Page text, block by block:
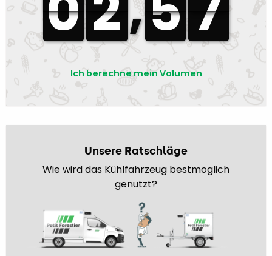
Ich berechne mein Volumen
Unsere Ratschläge
Wie wird das Kühlfahrzeug bestmöglich
genutzt?